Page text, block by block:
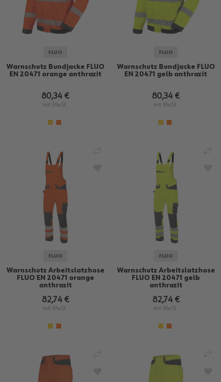
FLUO
Warnschutz Bundjacke FLUO
EN 20471 orange anthrazit
80,34 €
mit MwSt.
FLUO
Warnschutz Bundjacke FLUO
EN 20471 gelb anthrazit
80,34 €
mit MwSt.
FLUO
Warnschutz Arbeitslatzhose
FLUO EN 20471 orange
anthrazit
82,74 €
mit MwSt.
ZUR WUNSCHLISTE HINZUFÜGEN
FLUO
Warnschutz Arbeitslatzhose
FLUO EN 20471 gelb
anthrazit
82,74 €
mit MwSt.
ZUR WUNSCHLISTE HINZUFÜGEN